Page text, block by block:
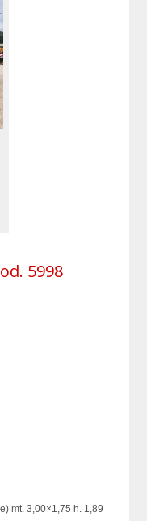
5998
mt. 3,00×1,75 h. 1,89